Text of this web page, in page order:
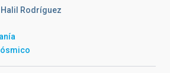
Halil Rodríguez